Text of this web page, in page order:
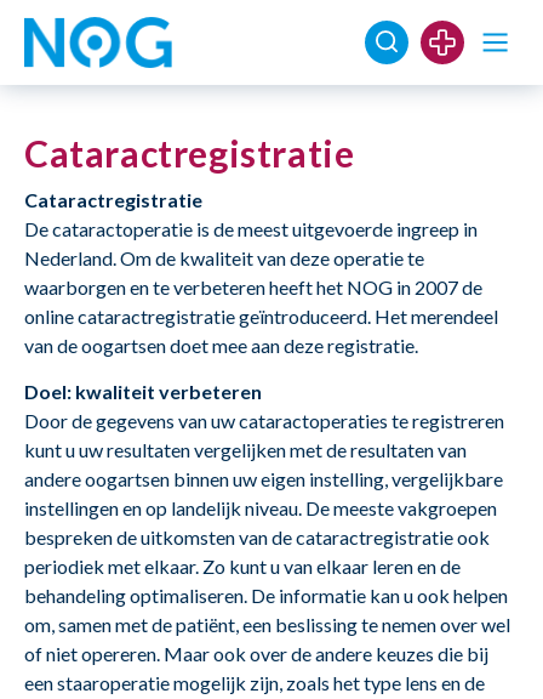
Cataractregistratie
Cataractregistratie
De cataractoperatie is de meest uitgevoerde ingreep in
Nederland. Om de kwaliteit van deze operatie te
waarborgen en te verbeteren heeft het NOG in 2007 de
online cataractregistratie geïntroduceerd. Het merendeel
van de oogartsen doet mee aan deze registratie.
Doel: kwaliteit verbeteren
Door de gegevens van uw cataractoperaties te registreren
kunt u uw resultaten vergelijken met de resultaten van
andere oogartsen binnen uw eigen instelling, vergelijkbare
instellingen en op landelijk niveau. De meeste vakgroepen
bespreken de uitkomsten van de cataractregistratie ook
periodiek met elkaar. Zo kunt u van elkaar leren en de
behandeling optimaliseren. De informatie kan u ook helpen
om, samen met de patiënt, een beslissing te nemen over wel
of niet opereren. Maar ook over de andere keuzes die bij
een staaroperatie mogelijk zijn, zoals het type lens en de